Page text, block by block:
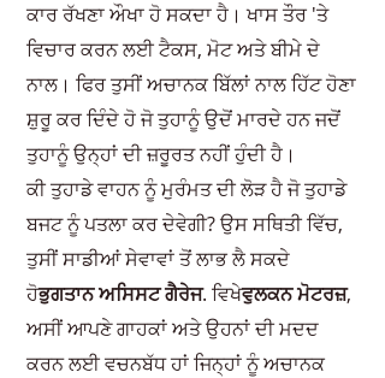
ਕਾਰ ਰੱਖਣਾ ਔਖਾ ਹੋ ਸਕਦਾ ਹੈ। ਖਾਸ ਤੌਰ 'ਤੇ
ਵਿਚਾਰ ਕਰਨ ਲਈ ਟੈਕਸ, ਮੋਟ ਅਤੇ ਬੀਮੇ ਦੇ
ਨਾਲ। ਫਿਰ ਤੁਸੀਂ ਅਚਾਨਕ ਬਿੱਲਾਂ ਨਾਲ ਹਿੱਟ ਹੋਣਾ
ਸ਼ੁਰੂ ਕਰ ਦਿੰਦੇ ਹੋ ਜੋ ਤੁਹਾਨੂੰ ਉਦੋਂ ਮਾਰਦੇ ਹਨ ਜਦੋਂ
ਤੁਹਾਨੂੰ ਉਨ੍ਹਾਂ ਦੀ ਜ਼ਰੂਰਤ ਨਹੀਂ ਹੁੰਦੀ ਹੈ।
ਕੀ ਤੁਹਾਡੇ ਵਾਹਨ ਨੂੰ ਮੁਰੰਮਤ ਦੀ ਲੋੜ ਹੈ ਜੋ ਤੁਹਾਡੇ
ਬਜਟ ਨੂੰ ਪਤਲਾ ਕਰ ਦੇਵੇਗੀ? ਉਸ ਸਥਿਤੀ ਵਿੱਚ,
ਤੁਸੀਂ ਸਾਡੀਆਂ ਸੇਵਾਵਾਂ ਤੋਂ ਲਾਭ ਲੈ ਸਕਦੇ
ਹੋਭੁਗਤਾਨ ਅਸਿਸਟ ਗੈਰੇਜ. ਵਿਖੇਵੁਲਕਨ ਮੋਟਰਜ਼,
ਅਸੀਂ ਆਪਣੇ ਗਾਹਕਾਂ ਅਤੇ ਉਹਨਾਂ ਦੀ ਮਦਦ
ਕਰਨ ਲਈ ਵਚਨਬੱਧ ਹਾਂ ਜਿਨ੍ਹਾਂ ਨੂੰ ਅਚਾਨਕ